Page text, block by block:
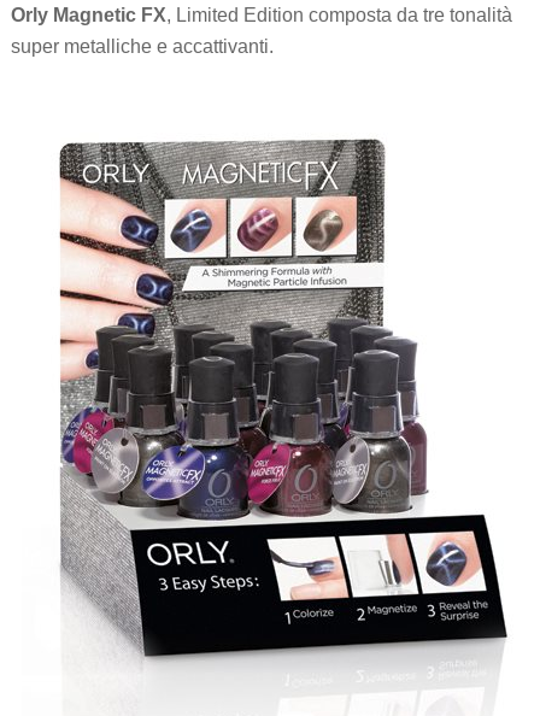
Orly Magnetic FX, Limited Edition composta da tre tonalità
super metalliche e accattivanti.